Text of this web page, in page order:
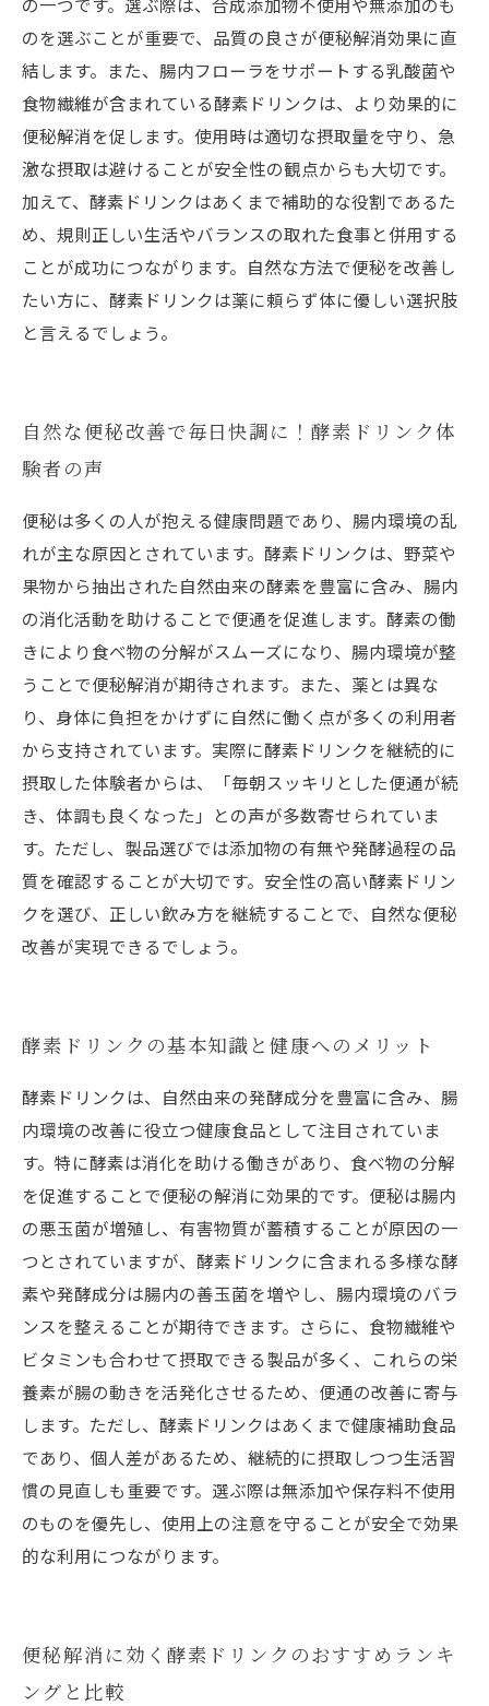
のを選ぶことが重要で、品質の良さが便秘解消効果に直
結します。また、腸内フローラをサポートする乳酸菌や
食物繊維が含まれている酵素ドリンクは、より効果的に
便秘解消を促します。使用時は適切な摂取量を守り、急
激な摂取は避けることが安全性の観点からも大切です。
加えて、酵素ドリンクはあくまで補助的な役割であるた
め、規則正しい生活やバランスの取れた食事と併用する
ことが成功につながります。自然な方法で便秘を改善し
たい方に、酵素ドリンクは薬に頼らず体に優しい選択肢
と言えるでしょう。
自然な便秘改善で毎日快調に！酵素ドリンク体
験者の声
便秘は多くの人が抱える健康問題であり、腸内環境の乱
れが主な原因とされています。酵素ドリンクは、野菜や
果物から抽出された自然由来の酵素を豊富に含み、腸内
の消化活動を助けることで便通を促進します。酵素の働
きにより食べ物の分解がスムーズになり、腸内環境が整
うことで便秘解消が期待されます。また、薬とは異な
り、身体に負担をかけずに自然に働く点が多くの利用者
から支持されています。実際に酵素ドリンクを継続的に
摂取した体験者からは、「毎朝スッキリとした便通が続
き、体調も良くなった」との声が多数寄せられていま
す。ただし、製品選びでは添加物の有無や発酵過程の品
質を確認することが大切です。安全性の高い酵素ドリン
クを選び、正しい飲み方を継続することで、自然な便秘
改善が実現できるでしょう。
酵素ドリンクの基本知識と健康へのメリット
酵素ドリンクは、自然由来の発酵成分を豊富に含み、腸
内環境の改善に役立つ健康食品として注目されていま
す。特に酵素は消化を助ける働きがあり、食べ物の分解
を促進することで便秘の解消に効果的です。便秘は腸内
の悪玉菌が増殖し、有害物質が蓄積することが原因の一
つとされていますが、酵素ドリンクに含まれる多様な酵
素や発酵成分は腸内の善玉菌を増やし、腸内環境のバラ
ンスを整えることが期待できます。さらに、食物繊維や
ビタミンも合わせて摂取できる製品が多く、これらの栄
養素が腸の動きを活発化させるため、便通の改善に寄与
します。ただし、酵素ドリンクはあくまで健康補助食品
であり、個人差があるため、継続的に摂取しつつ生活習
慣の見直しも重要です。選ぶ際は無添加や保存料不使用
のものを優先し、使用上の注意を守ることが安全で効果
的な利用につながります。
便秘解消に効く酵素ドリンクのおすすめランキ
ングと比較